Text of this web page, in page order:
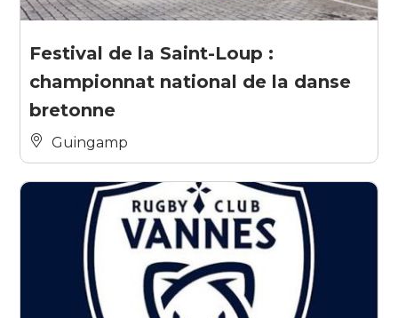
Festival de la Saint-Loup :
championnat national de la danse
bretonne
Guingamp